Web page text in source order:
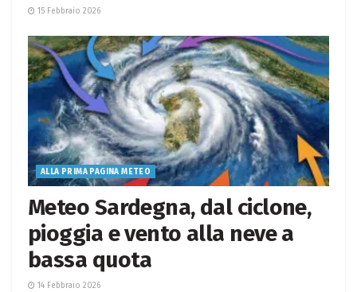
15 Febbraio 2026
ALLA PRIMA PAGINA METEO
Meteo Sardegna, dal ciclone,
pioggia e vento alla neve a
bassa quota
14 Febbraio 2026